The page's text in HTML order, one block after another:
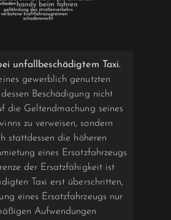
unfallbeschädigtem Taxi.
gewerblich genutzten
Beschädigung nicht
die Geltendmachung seines
zu verweisen, sondern
stattdessen die höheren
eines Ersatzfahrzeugs
der Ersatzfähigkeit ist
Taxi erst überschritten,
eines Ersatzfahrzeugs nur
Aufwendungen